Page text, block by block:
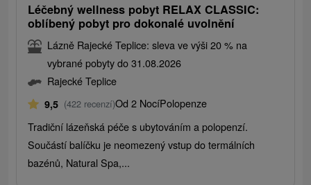
Léčebný wellness pobyt RELAX CLASSIC:
oblíbený pobyt pro dokonalé uvolnění
Lázně Rajecké Teplice: sleva ve výši 20 % na
vybrané pobyty do 31.08.2026
Rajecké Teplice
9,5 (422 recenzí)Od 2 NocíPolopenze
Tradiční lázeňská péče s ubytováním a polopenzí.
Součástí balíčku je neomezený vstup do termálních
bazénů, Natural Spa,...